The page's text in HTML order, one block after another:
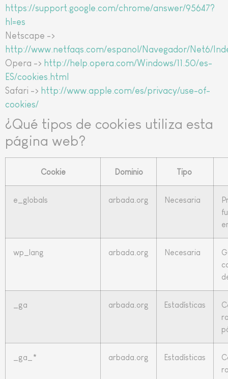
https://support.google.com/chrome/answer/95647?
hl=es
Netscape ->
http://www.netfaqs.com/espanol/Navegador/Net6/
Opera -> http://help.opera.com/Windows/11.50/es-
ES/cookies.html
Safari -> http://www.apple.com/es/privacy/use-of-
cookies/
¿Qué tipos de cookies utiliza esta
página web?
Cookie Dominio Tipo
e_globals arbada.org Necesaria
wp_lang arbada.org Necesaria
_ga arbada.org Estadísticas
_ga_* arbada.org Estadísticas